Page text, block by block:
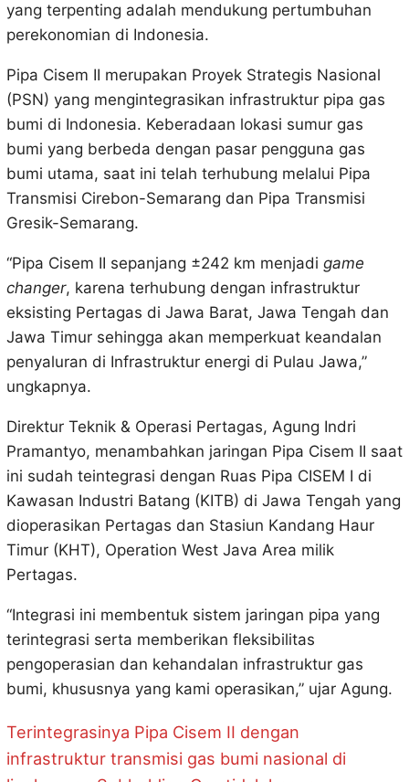
yang terpenting adalah mendukung pertumbuhan
perekonomian di Indonesia.
Pipa Cisem II merupakan Proyek Strategis Nasional
(PSN) yang mengintegrasikan infrastruktur pipa gas
bumi di Indonesia. Keberadaan lokasi sumur gas
bumi yang berbeda dengan pasar pengguna gas
bumi utama, saat ini telah terhubung melalui Pipa
Transmisi Cirebon-Semarang dan Pipa Transmisi
Gresik-Semarang.
“Pipa Cisem II sepanjang ±242 km menjadi game
changer, karena terhubung dengan infrastruktur
eksisting Pertagas di Jawa Barat, Jawa Tengah dan
Jawa Timur sehingga akan memperkuat keandalan
penyaluran di Infrastruktur energi di Pulau Jawa,”
ungkapnya.
Direktur Teknik & Operasi Pertagas, Agung Indri
Pramantyo, menambahkan jaringan Pipa Cisem II saat
ini sudah teintegrasi dengan Ruas Pipa CISEM I di
Kawasan Industri Batang (KITB) di Jawa Tengah yang
dioperasikan Pertagas dan Stasiun Kandang Haur
Timur (KHT), Operation West Java Area milik
Pertagas.
“Integrasi ini membentuk sistem jaringan pipa yang
terintegrasi serta memberikan fleksibilitas
pengoperasian dan kehandalan infrastruktur gas
bumi, khususnya yang kami operasikan,” ujar Agung.
Terintegrasinya Pipa Cisem II dengan
infrastruktur transmisi gas bumi nasional di